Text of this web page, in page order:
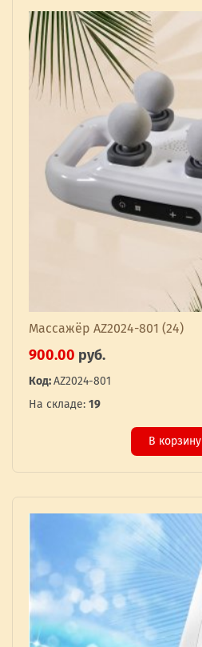
Массажёр AZ2024-801 (24)
900.00 руб.
Код:AZ2024-801
На складе: 19
В корзину